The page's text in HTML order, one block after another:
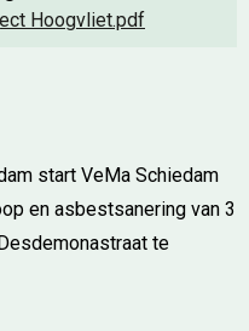
Hoogvliet.pdf
start VeMa Schiedam
en asbestsanering van 3
te